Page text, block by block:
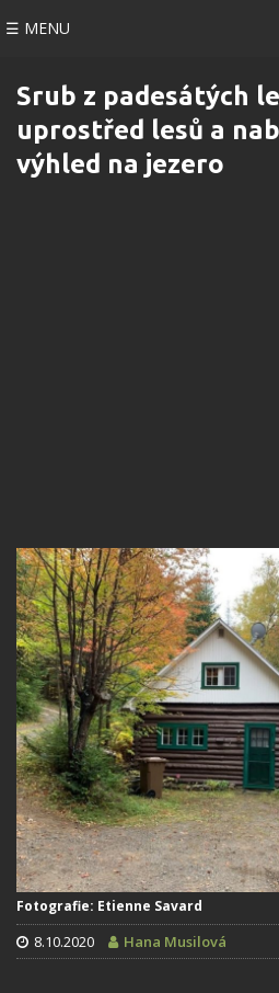
☰ MENU
Srub z padesátých
uprostřed lesů a
výhled na jezero
Fotografie: Etienne Savard
8.10.2020 Hana Musilová